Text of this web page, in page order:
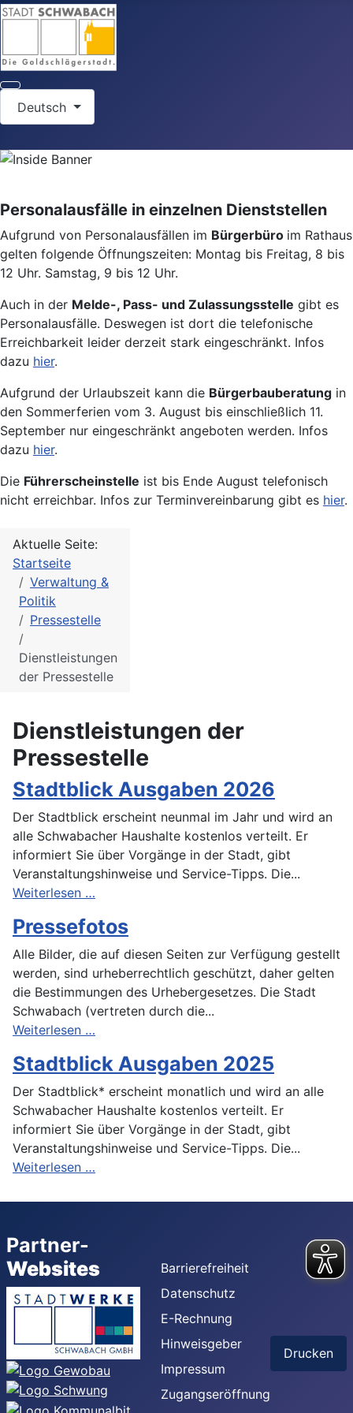
Deutsch
Personalausfälle in einzelnen Dienststellen
Aufgrund von Personalausfällen im Bürgerbüro im Rathaus
gelten folgende Öffnungszeiten: Montag bis Freitag, 8 bis
12 Uhr. Samstag, 9 bis 12 Uhr.
Auch in der Melde-, Pass- und Zulassungsstelle gibt es
Personalausfälle. Deswegen ist dort die telefonische
Erreichbarkeit leider derzeit stark eingeschränkt. Infos
dazu hier.
Aufgrund der Urlaubszeit kann die Bürgerbauberatung in
den Sommerferien vom 3. August bis einschließlich 11.
September nur eingeschränkt angeboten werden. Infos
dazu hier.
Die Führerscheinstelle ist bis Ende August telefonisch
nicht erreichbar. Infos zur Terminvereinbarung gibt es hier.
Aktuelle Seite:
Startseite
Verwaltung &
Politik
Pressestelle
Dienstleistungen
der Pressestelle
Dienstleistungen der
Pressestelle
Stadtblick Ausgaben 2026
Der Stadtblick erscheint neunmal im Jahr und wird an
alle Schwabacher Haushalte kostenlos verteilt. Er
informiert Sie über Vorgänge in der Stadt, gibt
Veranstaltungshinweise und Service-Tipps. Die...
Weiterlesen …
Pressefotos
Alle Bilder, die auf diesen Seiten zur Verfügung gestellt
werden, sind urheberrechtlich geschützt, daher gelten
die Bestimmungen des Urhebergesetzes. Die Stadt
Schwabach (vertreten durch die...
Weiterlesen …
Stadtblick Ausgaben 2025
Der Stadtblick* erscheint monatlich und wird an alle
Schwabacher Haushalte kostenlos verteilt. Er
informiert Sie über Vorgänge in der Stadt, gibt
Veranstaltungshinweise und Service-Tipps. Die...
Weiterlesen …
Partner-
Websites
Barrierefreiheit
Datenschutz
E-Rechnung
Hinweisgeber
Impressum
Zugangseröffnung
Drucken